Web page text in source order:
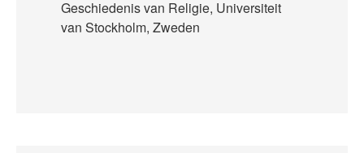
Geschiedenis van Religie, Universiteit
van Stockholm, Zweden